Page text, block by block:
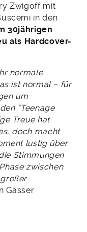
Zwigoff mit
in den
30jährigen
als Hardcover-
normale
ist normal – für
um
“Teenage
Treue hat
doch macht
lustig über
Stimmungen
zwischen
Gasser